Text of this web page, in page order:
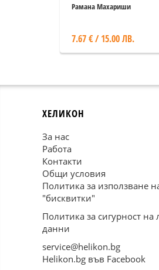
Рамана Махариши
7.67 € / 15.00 ЛВ.
ХЕЛИКОН
За нас
Работа
Контакти
Общи условия
Политика за използване
"бисквитки"
Политика за сигурност на
данни
service@helikon.bg
Helikon.bg във Facebook